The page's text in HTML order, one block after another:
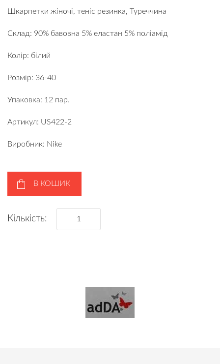
Шкарпетки жіночі, теніс резинка, Туреччина
Склад: 90% бавовна 5% еластан 5% поліамід
Колір: білий
Розмір: 36-40
Упаковка: 12 пар.
Артикул: US422-2
Виробник: Nike
В КОШИК
Кількість: